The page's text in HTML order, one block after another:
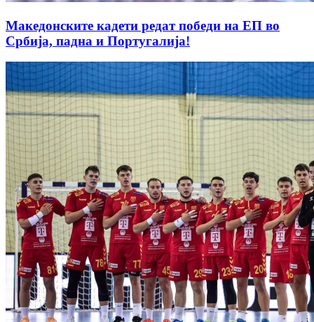
Македонските кадети редат победи на ЕП во
Србија, падна и Португалија!